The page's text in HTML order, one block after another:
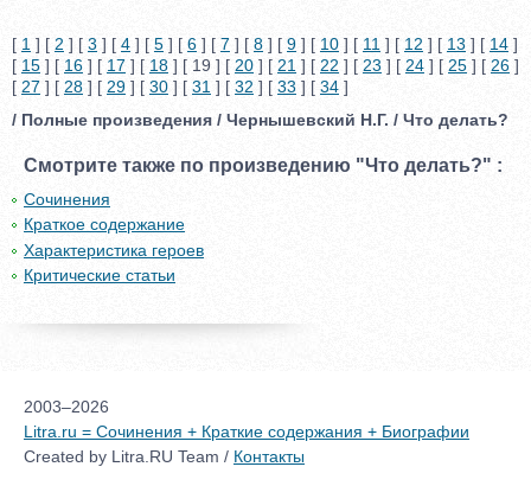
[ 1 ] [ 2 ] [ 3 ] [ 4 ] [ 5 ] [ 6 ] [ 7 ] [ 8 ] [ 9 ] [ 10 ] [ 11 ] [ 12 ] [ 13 ] [ 14 ]
[ 15 ] [ 16 ] [ 17 ] [ 18 ] [ 19 ] [ 20 ] [ 21 ] [ 22 ] [ 23 ] [ 24 ] [ 25 ] [ 26 ]
[ 27 ] [ 28 ] [ 29 ] [ 30 ] [ 31 ] [ 32 ] [ 33 ] [ 34 ]
/ Полные произведения / Чернышевский Н.Г. / Что делать?
Смотрите также по произведению "Что делать?" :
Сочинения
Краткое содержание
Характеристика героев
Критические статьи
2003–2026
Litra.ru = Сочинения + Краткие содержания + Биографии
Created by Litra.RU Team / Контакты